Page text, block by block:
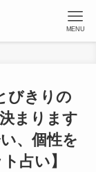
MENU
びきりの
まります
、個性を
占い】